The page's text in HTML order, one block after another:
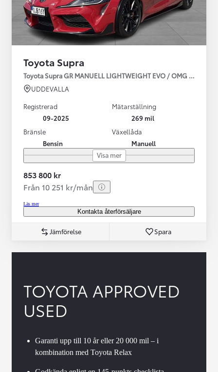
Toyota Supra
Toyota Supra GR MANUELL LIGHTWEIGHT EVO / OMG LEV!
UDDEVALLA
Registrerad
09-2025
Mätarställning
269 mil
Bränsle
Bensin
Växellåda
Manuell
Visa mer
853 800 kr
Från 10 251 kr/mån
Läs mer
Kontakta återförsäljare
Jämförelse Spara
TOYOTA APPROVED
USED
Garanti upp till 10 år eller 20 000 mil – i
kombination med Toyota Relax